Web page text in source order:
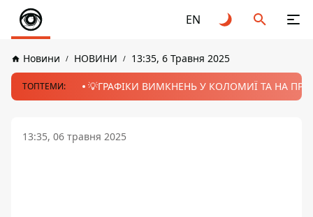
EN
Новини НОВИНИ 13:35, 6 Травня 2025
ТОПТЕМИ: 💡ГРАФІКИ ВИМКНЕНЬ У КОЛОМИЇ ТА НА
13:35, 06 травня 2025